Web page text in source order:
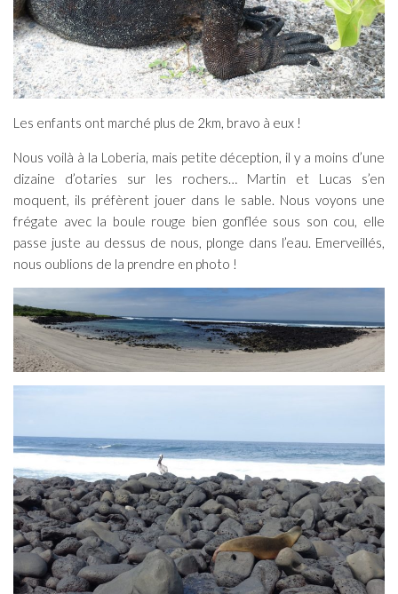
Les enfants ont marché plus de 2km, bravo à eux !
Nous voilà à la Loberia, mais petite déception, il y a moins d’une
dizaine d’otaries sur les rochers… Martin et Lucas s’en
moquent, ils préfèrent jouer dans le sable. Nous voyons une
frégate avec la boule rouge bien gonflée sous son cou, elle
passe juste au dessus de nous, plonge dans l’eau. Emerveillés,
nous oublions de la prendre en photo !